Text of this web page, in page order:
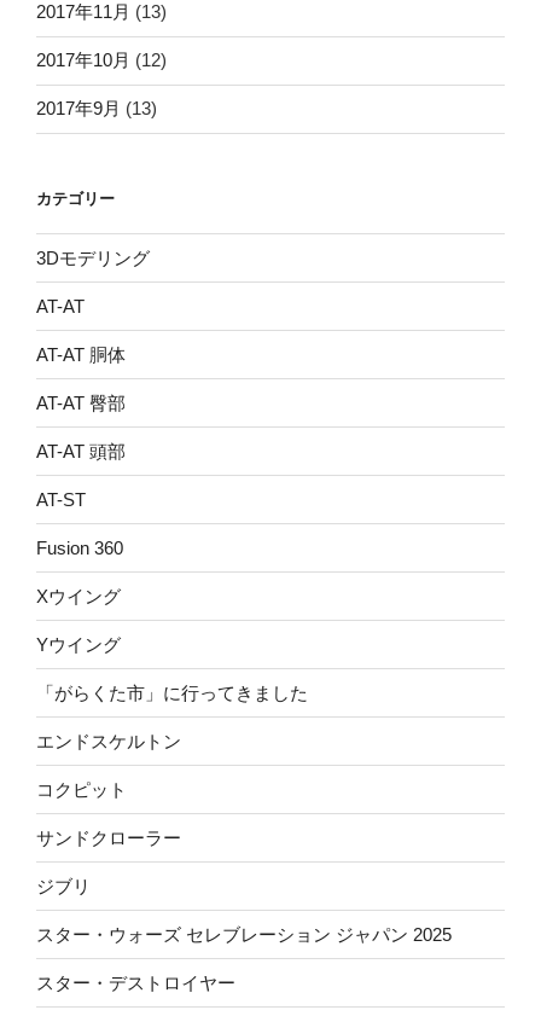
2017年11月 (13)
2017年10月 (12)
2017年9月 (13)
カテゴリー
3Dモデリング
AT-AT
AT-AT 胴体
AT-AT 臀部
AT-AT 頭部
AT-ST
Fusion 360
Xウイング
Yウイング
「がらくた市」に行ってきました
エンドスケルトン
コクピット
サンドクローラー
ジブリ
スター・ウォーズ セレブレーション ジャパン 2025
スター・デストロイヤー